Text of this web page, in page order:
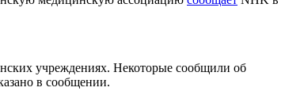
учреждениях. Некоторые сообщили об
в сообщении.